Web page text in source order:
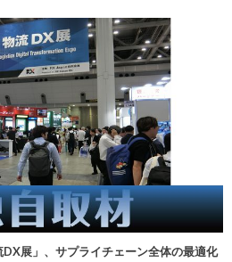
DX展」、サプライチェーン全体の最適化